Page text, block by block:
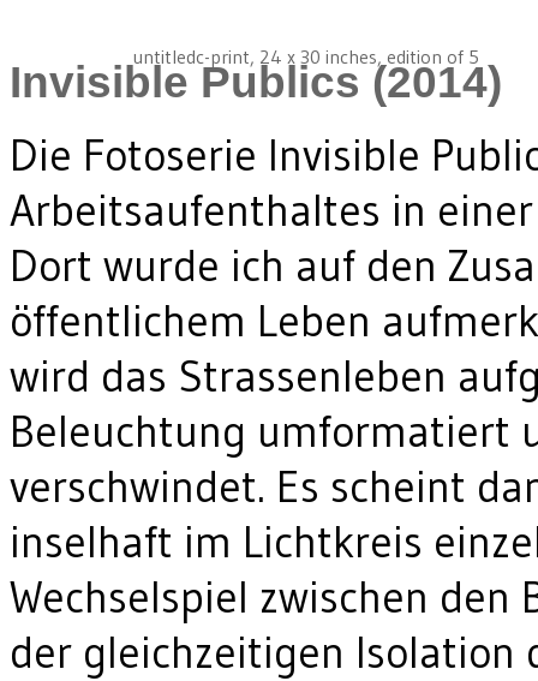
untitledc-print, 24 x 30 inches, edition of 5
Invisible Publics (2014)
Die Fotoserie Invisible
Arbeitsaufenthaltes in
Dort wurde ich auf den
öffentlichem Leben
wird das Strassenleben
Beleuchtung umformatiert
verschwindet. Es scheint
inselhaft im Lichtkreis
Wechselspiel zwischen
der gleichzeitigen Isolation